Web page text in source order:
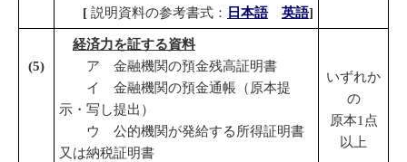
[ 説明資料の参考書式： 日本語 英語]
(5)
経済力を証する資料
ア 金融機関の預金残高証明書
イ 金融機関の預金通帳（原本提
示・写し提出）
ウ 公的機関が発給する所得証明書
又は納税証明書
いずれか
の
原本1点
以上